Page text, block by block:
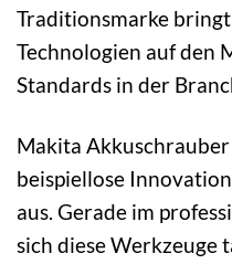
Traditionsmarke
Technologien auf den
Standards in der
Makita
beispiellose
aus. Gerade im
sich diese Werkzeuge